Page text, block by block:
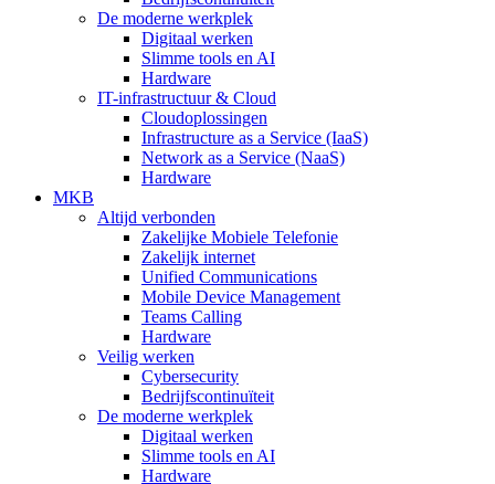
De moderne werkplek
Digitaal werken
Slimme tools en AI
Hardware
IT-infrastructuur & Cloud
Cloudoplossingen
Infrastructure as a Service (IaaS)
Network as a Service (NaaS)
Hardware
MKB
Altijd verbonden
Zakelijke Mobiele Telefonie
Zakelijk internet
Unified Communications
Mobile Device Management
Teams Calling
Hardware
Veilig werken
Cybersecurity
Bedrijfscontinuïteit
De moderne werkplek
Digitaal werken
Slimme tools en AI
Hardware